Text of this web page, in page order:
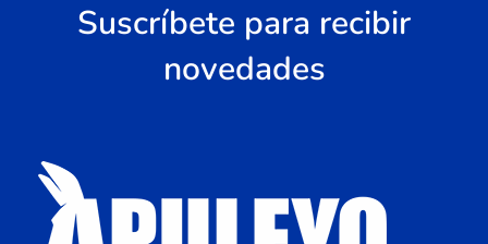
Suscríbete para recibir
novedades